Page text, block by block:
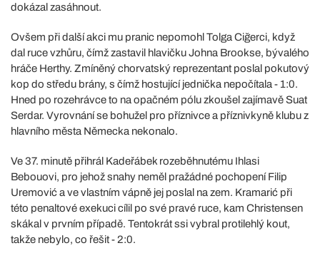
dokázal zasáhnout.
Ovšem při další akci mu pranic nepomohl Tolga Ciğerci, když
dal ruce vzhůru, čímž zastavil hlavičku Johna Brookse, bývalého
hráče Herthy. Zmíněný chorvatský reprezentant poslal pokutový
kop do středu brány, s čímž hostující jednička nepočítala - 1:0.
Hned po rozehrávce to na opačném pólu zkoušel zajímavě Suat
Serdar. Vyrovnání se bohužel pro příznivce a příznivkyně klubu z
hlavního města Německa nekonalo.
Ve 37. minutě přihrál Kadeřábek rozeběhnutému Ihlasi
Bebouovi, pro jehož snahy neměl pražádné pochopení Filip
Uremović a ve vlastním vápně jej poslal na zem. Kramarić při
této penaltové exekuci cílil po své pravé ruce, kam Christensen
skákal v prvním případě. Tentokrát ssi vybral protilehlý kout,
takže nebylo, co řešit - 2:0.